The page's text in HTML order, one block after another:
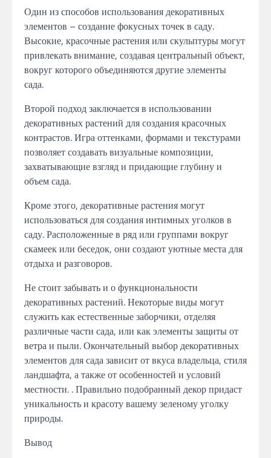
Один из способов использования декоративных
элементов – создание фокусных точек в саду.
Высокие, красочные растения или скульптуры могут
привлекать внимание, создавая центральный объект,
вокруг которого объединяются другие элементы
сада.
Второй подход заключается в использовании
декоративных растений для создания красочных
контрастов. Игра оттенками, формами и текстурами
позволяет создавать визуальные композиции,
захватывающие взгляд и придающие глубину и
объем сада.
Кроме этого, декоративные растения могут
использоваться для создания интимных уголков в
саду. Расположенные в ряд или группами вокруг
скамеек или беседок, они создают уютные места для
отдыха и разговоров.
Не стоит забывать и о функциональности
декоративных растений. Некоторые виды могут
служить как естественные заборчики, отделяя
различные части сада, или как элементы защиты от
ветра и пыли. Окончательный выбор декоративных
элементов для сада зависит от вкуса владельца, стиля
ландшафта, а также от особенностей и условий
местности. . Правильно подобранный декор придаст
уникальность и красоту вашему зеленому уголку
природы.
Вывод